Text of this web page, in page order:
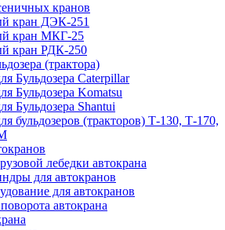
кранов
кран ДЭК-251
кран МКГ-25
кран РДК-250
(трактора)
Бульдозера Caterpillar
Бульдозера Komatsu
Бульдозера Shantui
бульдозеров (тракторов) Т-130, Т-170,
лебедки автокрана
для автокранов
для автокранов
автокрана